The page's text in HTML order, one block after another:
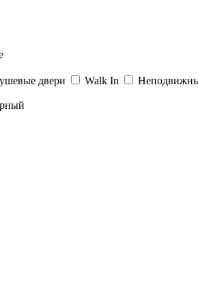
двери Walk In